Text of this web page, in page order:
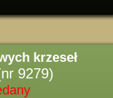
krzeseł
9279)